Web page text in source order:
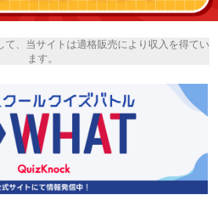
て、当サイトは適格販売により収入を得てい
ます。